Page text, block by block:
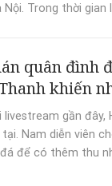
Nội. Trong thời
quân đình
khiến
gần đây,
Nam diễn viên
để có thêm thu